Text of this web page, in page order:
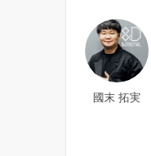
國末 拓実